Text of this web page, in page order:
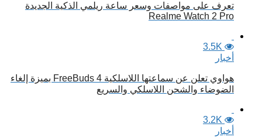
تعرف على مواصفات وسعر ساعة ريلمي الذكية الجديدة
Realme Watch 2 Pro
3.5K
أخبار
هواوي تعلن عن سماعتها اللاسلكية FreeBuds 4 بميزة إلغاء
الضوضاء والشحن اللاسلكي والسريع
3.2K
أخبار